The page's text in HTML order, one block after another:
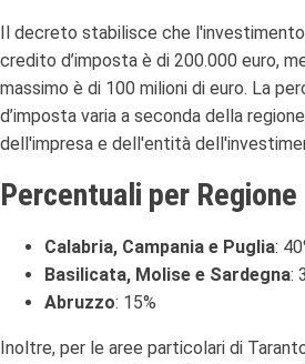
Il decreto stabilisce che
credito d’imposta è di 200.000 euro,
massimo è di 100 milioni di euro. La
d’imposta varia a seconda della
dell'impresa e dell'entità
Percentuali per Regione
Calabria, Campania e Puglia:
Basilicata, Molise e Sardegna:
Abruzzo: 15%
Inoltre, per le aree particolari di